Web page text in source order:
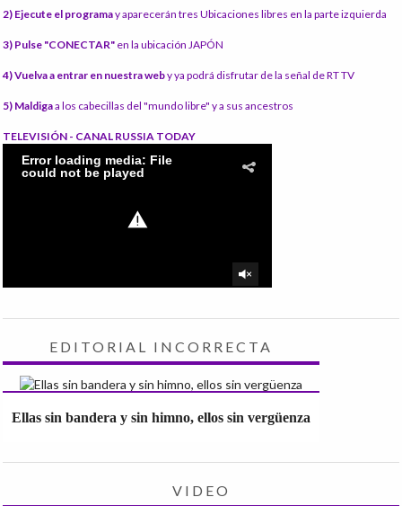
2) Ejecute el programay aparecerán tres Ubicaciones libres en la parte izquierda
3) Pulse "CONECTAR" en la ubicación JAPÓN
4) Vuelva a entrar en nuestra weby ya podrá disfrutar de la señal de RT TV
5) Maldigaa los cabecillas del "mundo libre" y a sus ancestros
TELEVISIÓN - CANAL RUSSIA TODAY
EDITORIAL INCORRECTA
Ellas sin bandera y sin himno, ellos sin vergüenza
VIDEO